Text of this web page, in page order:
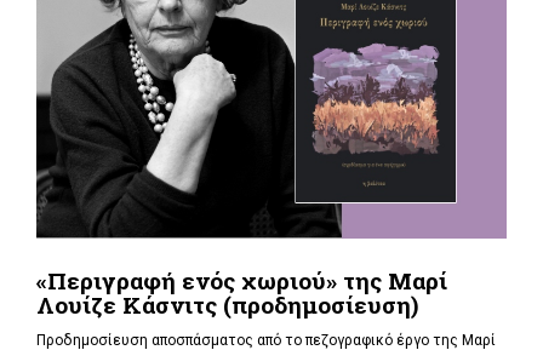
«Περιγραφή ενός χωριού» της Μαρί
Λουίζε Κάσνιτς (προδημοσίευση)
Προδημοσίευση αποσπάσματος από το πεζογραφικό έργο της Μαρί